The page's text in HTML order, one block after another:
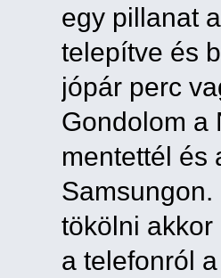
egy pillanat
telepítve és
jópár perc
Gondolom a
mentettél és
tökölni
a telefonról